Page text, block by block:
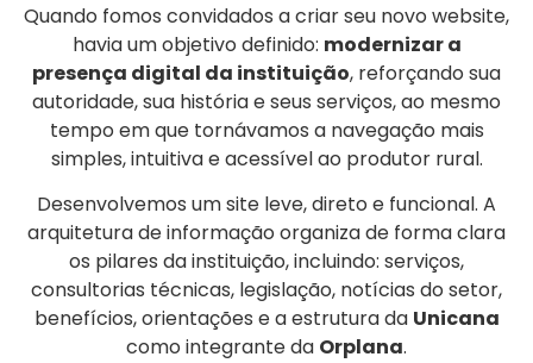
Quando fomos convidados a criar seu novo website,
havia um objetivo definido: modernizar a
presença digital da instituição, reforçando sua
autoridade, sua história e seus serviços, ao mesmo
tempo em que tornávamos a navegação mais
simples, intuitiva e acessível ao produtor rural.
Desenvolvemos um site leve, direto e funcional. A
arquitetura de informação organiza de forma clara
os pilares da instituição, incluindo: serviços,
consultorias técnicas, legislação, notícias do setor,
benefícios, orientações e a estrutura da Unicana
como integrante da Orplana.